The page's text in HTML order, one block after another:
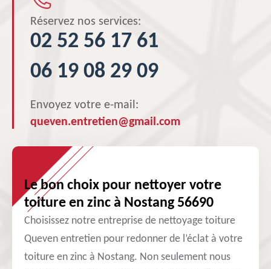
Réservez nos services:
02 52 56 17 61
06 19 08 29 09
Envoyez votre e-mail:
queven.entretien@gmail.com
Le bon choix pour nettoyer votre
toiture en zinc à Nostang 56690
Choisissez notre entreprise de nettoyage toiture
Queven entretien pour redonner de l’éclat à votre
toiture en zinc à Nostang. Non seulement nous